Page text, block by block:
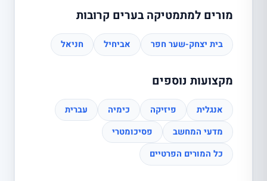
מורים למתמטיקה בערים קרובות
בית יצחק-שער חפר אביחיל חניאל
מקצועות נוספים
אנגלית פיזיקה כימיה
עברית
מדעי המחשב
פסיכומטרי
כל המורים הפרטיים